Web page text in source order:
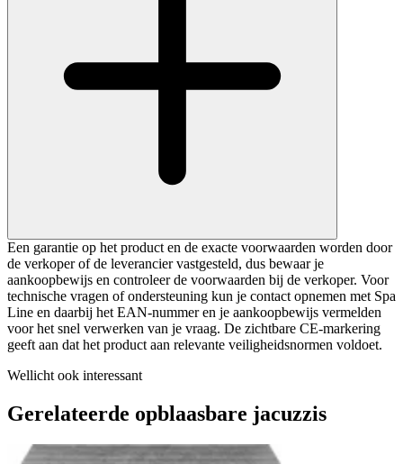
Een garantie op het product en de exacte voorwaarden worden door
de verkoper of de leverancier vastgesteld, dus bewaar je
aankoopbewijs en controleer de voorwaarden bij de verkoper. Voor
technische vragen of ondersteuning kun je contact opnemen met Spa
Line en daarbij het EAN-nummer en je aankoopbewijs vermelden
voor het snel verwerken van je vraag. De zichtbare CE-markering
geeft aan dat het product aan relevante veiligheidsnormen voldoet.
Wellicht ook interessant
Gerelateerde opblaasbare jacuzzis